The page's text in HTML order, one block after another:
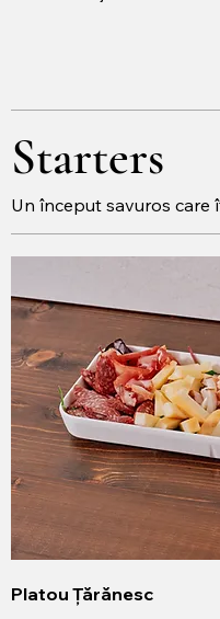
Starters
Un început savuros care
Platou Țărănesc